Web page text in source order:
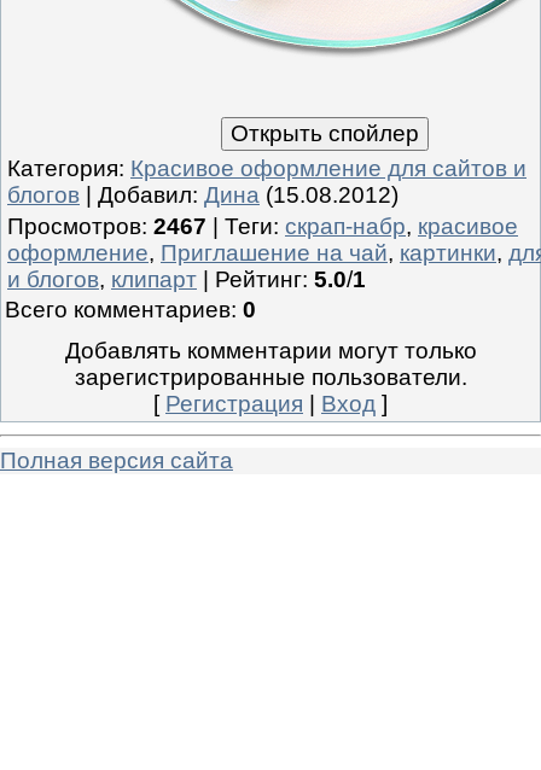
Категория: Красивое оформление для сайтов и
блогов
Добавил: Дина (15.08.2012)
Просмотров: 2467 Теги: скрап-набр, красивое
оформление, Приглашение на чай, картинки,
и блогов, клипарт Рейтинг: 5.0/1
Всего комментариев: 0
Добавлять комментарии могут только
зарегистрированные пользователи.
[ Регистрация Вход ]
Полная версия сайта